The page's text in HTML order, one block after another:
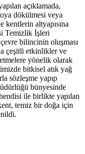
açıklamada,
dökülmesi veya
kentlerin altyapısına
Temizlik İşleri
bilincinin oluşması
çeşitli etkinlikler ve
yönelik olarak
bitkisel atık yağ
sözleşme yapıp
bünyesinde
ile birlikte yapılan
temiz bir doğa için